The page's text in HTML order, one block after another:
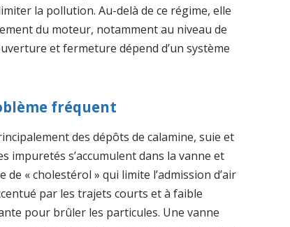
la pollution. Au-delà de ce régime, elle
du moteur, notamment au niveau de
et fermeture dépend d’un système
fréquent
des dépôts de calamine, suie et
impuretés s’accumulent dans la vanne et
« cholestérol » qui limite l’admission d’air
par les trajets courts et à faible
pour brûler les particules. Une vanne